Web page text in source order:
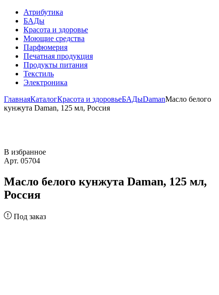
Атрибутика
БАДы
Красота и здоровье
Моющие средства
Парфюмерия
Печатная продукция
Продукты питания
Текстиль
Электроника
ГлавнаяКаталогКрасота и здоровьеБАДыDamanМасло белого
кунжута Daman, 125 мл, Россия
В избранное
Арт. 05704
Масло белого кунжута Daman, 125 мл,
Россия
Под заказ